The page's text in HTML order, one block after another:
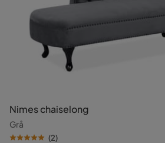
Nimes chaiselong
Grå
(2)